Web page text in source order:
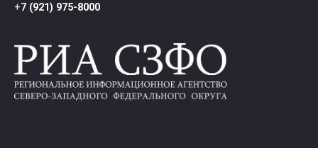
+7 (921) 975-8000